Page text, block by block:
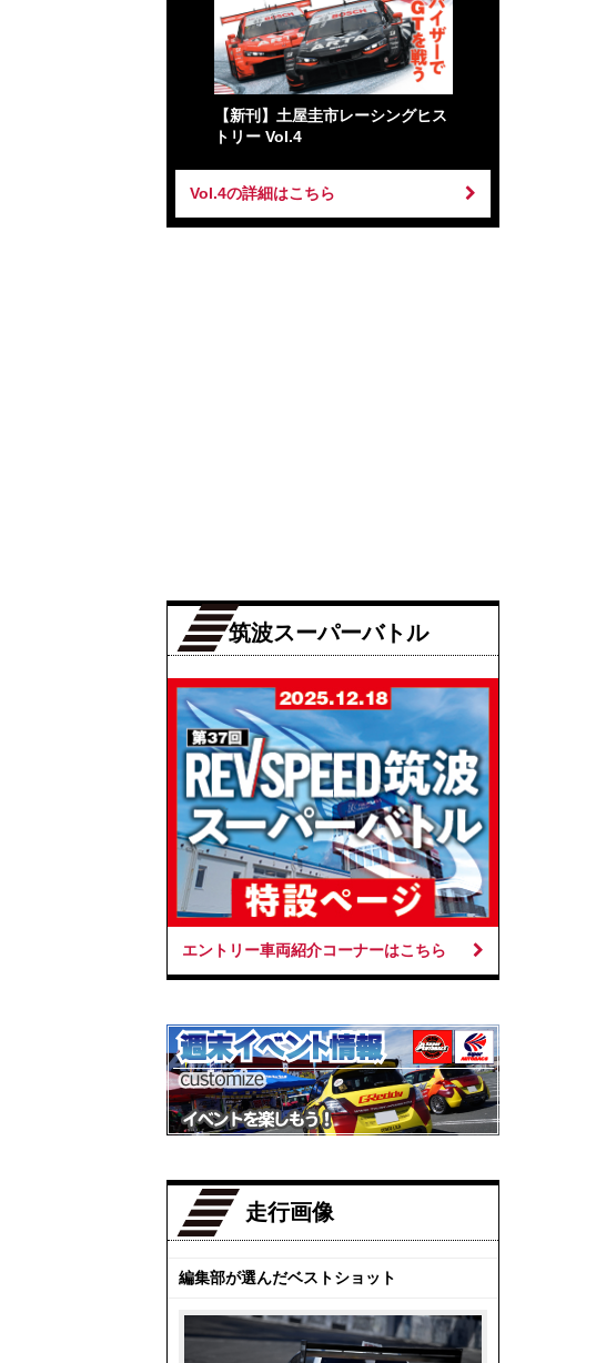
【新刊】土屋圭市レーシングヒス
トリー Vol.4
Vol.4の詳細はこちら
筑波スーパーバトル
エントリー車両紹介コーナーはこちら
走行画像
編集部が選んだベストショット